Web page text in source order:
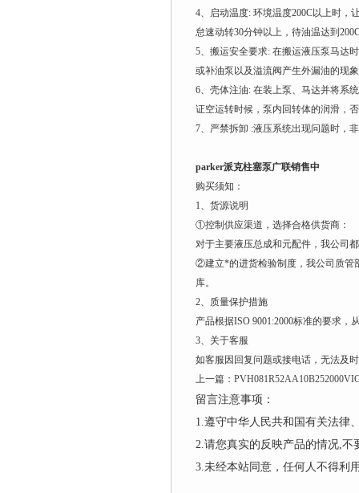
4、启动温度: 环境温度200C以上时，
怠速动转30分钟以上，待油温达到
5、搬运安全要求: 在搬运液压泵马达
或补油泵以及溢流阀产生外漏油的现
6、壳体注油: 在装上泵、马达并将系
证空运转时候，泵内回转体的润滑，
7、严禁拆卸 :液压系统出现问题时，
parker派克柱塞泵广联销售中
购买须知：
1、货源说明
①控制供应渠道，选择合格供货商：
对于主要液压总成和元配件，我公司
②建立*的进货检验制度，我公司质管
库。
2、质量保护措施
产品根据ISO 9001:2000标准的要求
3、关于客服
如客服因回复问题或接电话，无法及
上一篇：
留言注意事项：
1.遵守中华人民共和国有关法律
2.请您真实的反映产品的情况,
3.未经本站同意，任何人不得利